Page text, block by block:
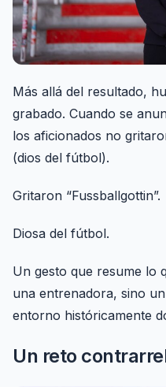
Más allá del resultado,
grabado. Cuando se
los aficionados no
(dios del fútbol).
Gritaron “Fussballgottin”.
Diosa del fútbol.
Un gesto que resume lo
una entrenadora, sino
entorno históricamente
Un reto